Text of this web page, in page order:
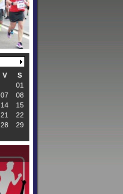
V
S
01
07
08
14
15
21
22
28
29